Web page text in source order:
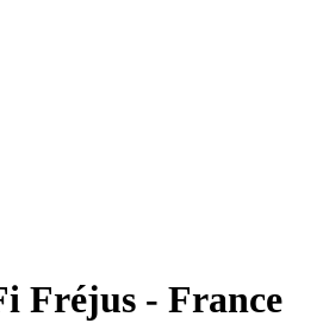
Fréjus - France